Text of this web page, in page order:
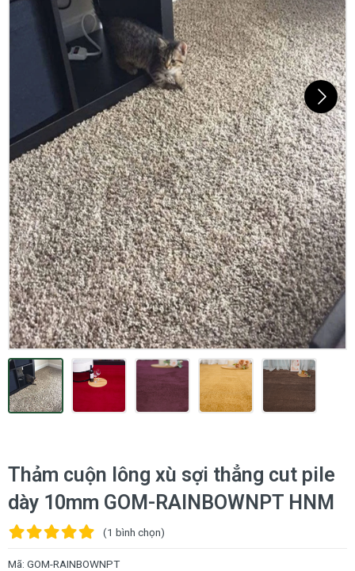
Thảm cuộn lông xù sợi thẳng cut pile
dày 10mm GOM-RAINBOWNPT HNM
(1 bình chọn)
Mã: GOM-RAINBOWNPT